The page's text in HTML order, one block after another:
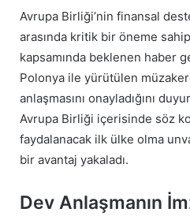
Avrupa Birliği’nin finansal
arasında kritik bir öneme
kapsamında beklenen haber
Polonya ile yürütülen
anlaşmasını onayladığını
Avrupa Birliği içerisinde söz
faydalanacak ilk ülke olma
bir avantaj yakaladı.
Dev Anlaşmanın